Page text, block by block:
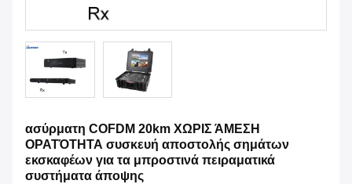
ασύρματη COFDM 20km ΧΩΡΙΣ ΆΜΕΣΗ
ΟΡΑΤΌΤΗΤΑ συσκευή αποστολής σημάτων
εκσκαφέων για τα μπροστινά πειραματικά
συστήματα άποψης